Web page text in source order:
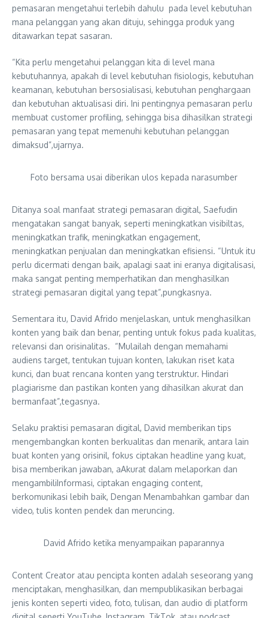
pemasaran mengetahui terlebih dahulu pada level kebutuhan
mana pelanggan yang akan dituju, sehingga produk yang
ditawarkan tepat sasaran.
“Kita perlu mengetahui pelanggan kita di level mana
kebutuhannya, apakah di level kebutuhan fisiologis, kebutuhan
keamanan, kebutuhan bersosialisasi, kebutuhan penghargaan
dan kebutuhan aktualisasi diri. Ini pentingnya pemasaran perlu
membuat customer profiling, sehingga bisa dihasilkan strategi
pemasaran yang tepat memenuhi kebutuhan pelanggan
dimaksud”,ujarnya.
Foto bersama usai diberikan ulos kepada narasumber
Ditanya soal manfaat strategi pemasaran digital, Saefudin
mengatakan sangat banyak, seperti meningkatkan visibiltas,
meningkatkan trafik, meningkatkan engagement,
meningkatkan penjualan dan meningkatkan efisiensi. “Untuk itu
perlu dicermati dengan baik, apalagi saat ini eranya digitalisasi,
maka sangat penting memperhatikan dan menghasilkan
strategi pemasaran digital yang tepat”,pungkasnya.
Sementara itu, David Afrido menjelaskan, untuk menghasilkan
konten yang baik dan benar, penting untuk fokus pada kualitas,
relevansi dan orisinalitas. “Mulailah dengan memahami
audiens target, tentukan tujuan konten, lakukan riset kata
kunci, dan buat rencana konten yang terstruktur. Hindari
plagiarisme dan pastikan konten yang dihasilkan akurat dan
bermanfaat”,tegasnya.
Selaku praktisi pemasaran digital, David memberikan tips
mengembangkan konten berkualitas dan menarik, antara lain
buat konten yang orisinil, fokus ciptakan headline yang kuat,
bisa memberikan jawaban, aAkurat dalam melaporkan dan
mengambiliInformasi, ciptakan engaging content,
berkomunikasi lebih baik, Dengan Menambahkan gambar dan
video, tulis konten pendek dan meruncing.
David Afrido ketika menyampaikan paparannya
Content Creator atau pencipta konten adalah seseorang yang
menciptakan, menghasilkan, dan mempublikasikan berbagai
jenis konten seperti video, foto, tulisan, dan audio di platform